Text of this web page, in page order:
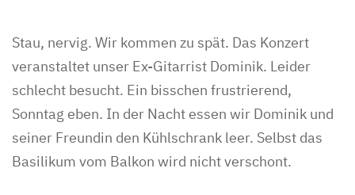
Stau, nervig. Wir kommen zu spät. Das Konzert
veranstaltet unser Ex-Gitarrist Dominik. Leider
schlecht besucht. Ein bisschen frustrierend,
Sonntag eben. In der Nacht essen wir Dominik und
seiner Freundin den Kühlschrank leer. Selbst das
Basilikum vom Balkon wird nicht verschont.